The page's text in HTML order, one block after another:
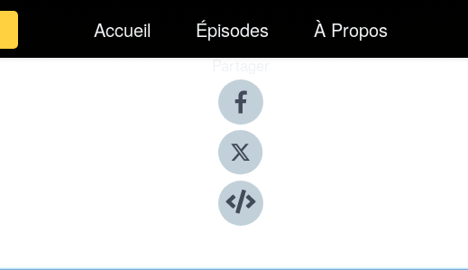
Accueil Épisodes À Propos
Partager